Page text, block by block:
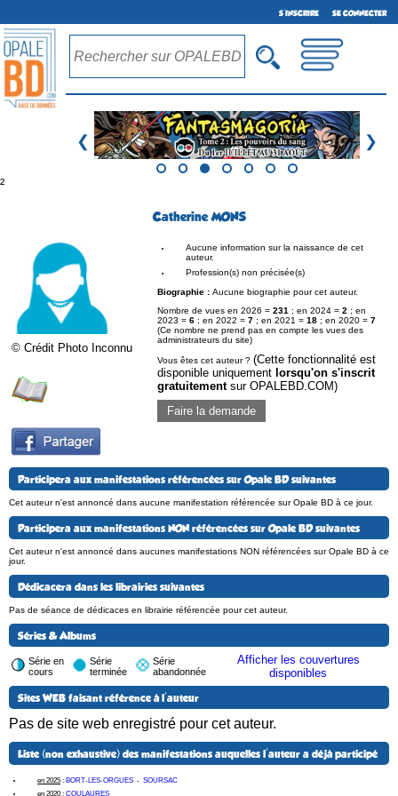
S'INSCRIRE SE CONNECTER
❮ ❯
²
Catherine MONS
© Crédit Photo Inconnu
Aucune information sur la naissance de cet
auteur.
Profession(s) non précisée(s)
Biographie : Aucune biographie pour cet auteur.
Nombre de vues en 2026 = 231 ; en 2024 = 2 ; en
2023 = 6 ; en 2022 = 7 ; en 2021 = 18 ; en 2020 = 7
(Ce nombre ne prend pas en compte les vues des
administrateurs du site)
Vous êtes cet auteur ? (Cette fonctionnalité est
disponible uniquement lorsqu'on s'inscrit
gratuitementsur OPALEBD.COM)
Faire la demande
Participera aux manifestations référencées sur Opale BD suivantes
Cet auteur n'est annoncé dans aucune manifestation référencée sur Opale BD à ce jour.
Participera aux manifestations NON référencées sur Opale BD suivantes
Cet auteur n'est annoncé dans aucunes manifestations NON référencées sur Opale BD à ce
jour.
Dédicacera dans les librairies suivantes
Pas de séance de dédicaces en librairie référencée pour cet auteur.
Séries & Albums
Série en
cours
Série
terminée
Série
abandonnée
Afficher les couvertures
disponibles
Sites WEB faisant référence à l'auteur
Pas de site web enregistré pour cet auteur.
Liste (non exhaustive) des manifestations auquelles l'auteur a déjà participé
en 2025 : BORT-LES-ORGUES - SOURSAC
en 2020: COULAURES